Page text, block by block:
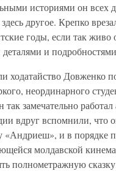
историями он всех
другое. Крепко
годы, если так живо
и
ходатайство Довженко
неординарного
так замечательно
вдруг вспомнили, что
«Андриеш», и в порядке
молдавской
полнометражную